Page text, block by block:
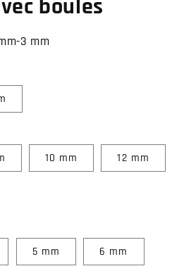
boules
3 mm
10 mm 12 mm
5 mm 6 mm